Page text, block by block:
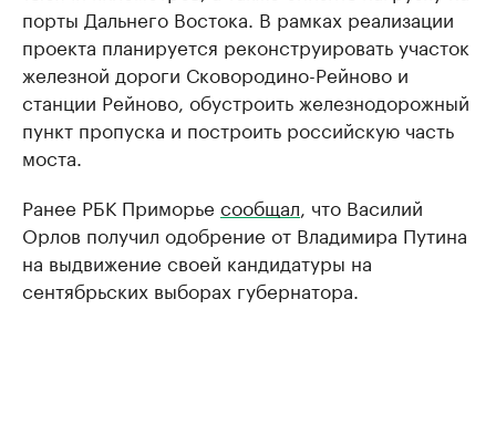
порты Дальнего Востока. В рамках реализации
проекта планируется реконструировать участок
железной дороги Сковородино-Рейново и
станции Рейново, обустроить железнодорожный
пункт пропуска и построить российскую часть
моста.
Ранее РБК Приморье сообщал, что Василий
Орлов получил одобрение от Владимира Путина
на выдвижение своей кандидатуры на
сентябрьских выборах губернатора.